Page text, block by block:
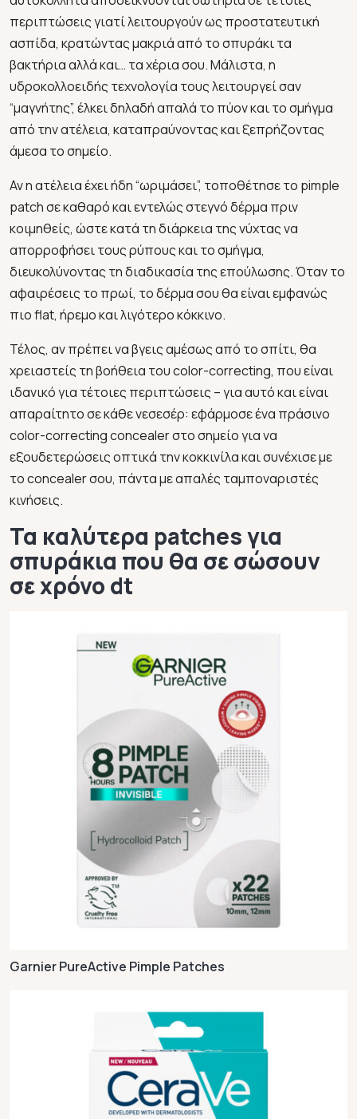
περιπτώσεις γιατί λειτουργούν ως προστατευτική
ασπίδα, κρατώντας μακριά από το σπυράκι τα
βακτήρια αλλά και… τα χέρια σου. Μάλιστα, η
υδροκολλοειδής τεχνολογία τους λειτουργεί σαν
“μαγνήτης”, έλκει δηλαδή απαλά το πύον και το σμήγμα
από την ατέλεια, καταπραύνοντας και ξεπρήζοντας
άμεσα το σημείο.
Αν η ατέλεια έχει ήδη “ωριμάσει”, τοποθέτησε το pimple
patch σε καθαρό και εντελώς στεγνό δέρμα πριν
κοιμηθείς, ώστε κατά τη διάρκεια της νύχτας να
απορροφήσει τους ρύπους και το σμήγμα,
διευκολύνοντας τη διαδικασία της επούλωσης. Όταν το
αφαιρέσεις το πρωί, το δέρμα σου θα είναι εμφανώς
πιο flat, ήρεμο και λιγότερο κόκκινο.
Τέλος, αν πρέπει να βγεις αμέσως από το σπίτι, θα
χρειαστείς τη βοήθεια του color-correcting, που είναι
ιδανικό για τέτοιες περιπτώσεις – για αυτό και είναι
απαραίτητο σε κάθε νεσεσέρ: εφάρμοσε ένα πράσινο
color-correcting concealer στο σημείο για να
εξουδετερώσεις οπτικά την κοκκινίλα και συνέχισε με
το concealer σου, πάντα με απαλές ταμποναριστές
κινήσεις.
Τα καλύτερα patches για
σπυράκια που θα σε σώσουν
σε χρόνο dt
Garnier PureActive Pimple Patches